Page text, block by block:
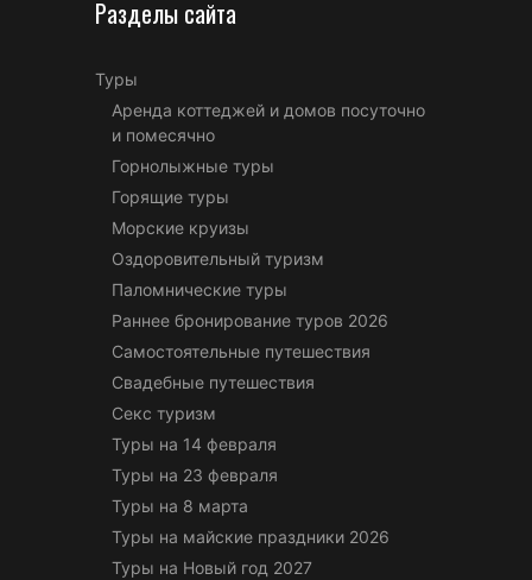
Разделы сайта
Туры
Аренда коттеджей и домов посуточно
и помесячно
Горнолыжные туры
Горящие туры
Морские круизы
Оздоровительный туризм
Паломнические туры
Раннее бронирование туров 2026
Самостоятельные путешествия
Свадебные путешествия
Секс туризм
Туры на 14 февраля
Туры на 23 февраля
Туры на 8 марта
Туры на майские праздники 2026
Туры на Новый год 2027